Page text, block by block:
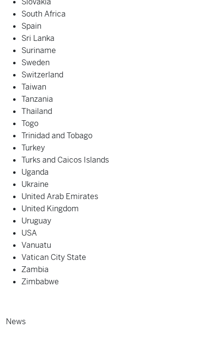
South Africa
Spain
Sri Lanka
Suriname
Sweden
Switzerland
Taiwan
Tanzania
Thailand
Togo
Trinidad and Tobago
Turkey
Turks and Caicos Islands
Uganda
Ukraine
United Arab Emirates
United Kingdom
Uruguay
USA
Vanuatu
Vatican City State
Zambia
Zimbabwe
News